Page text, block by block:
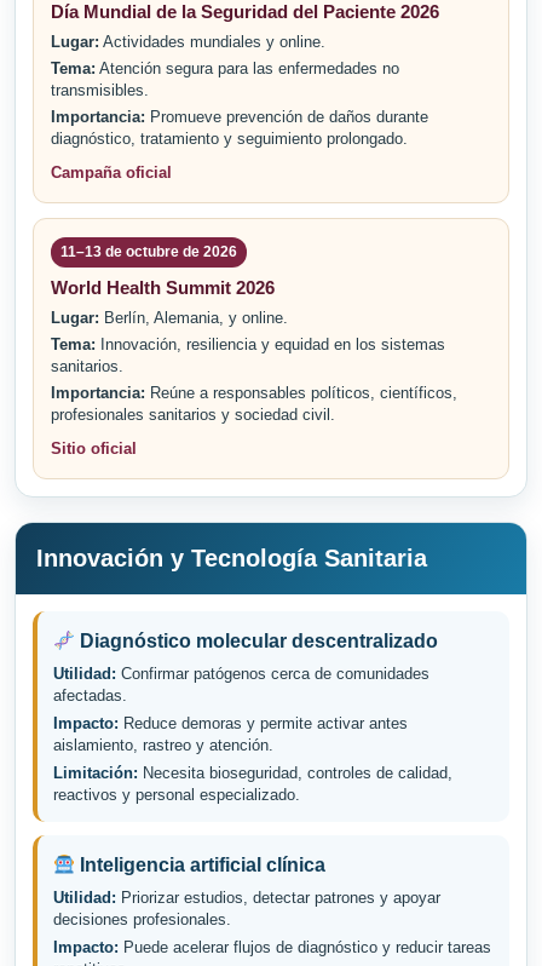
Día Mundial de la Seguridad del Paciente 2026
Lugar: Actividades mundiales y online.
Tema: Atención segura para las enfermedades no
transmisibles.
Importancia: Promueve prevención de daños durante
diagnóstico, tratamiento y seguimiento prolongado.
Campaña oficial
11–13 de octubre de 2026
World Health Summit 2026
Lugar: Berlín, Alemania, y online.
Tema: Innovación, resiliencia y equidad en los sistemas
sanitarios.
Importancia: Reúne a responsables políticos, científicos,
profesionales sanitarios y sociedad civil.
Sitio oficial
Innovación y Tecnología Sanitaria
Diagnóstico molecular descentralizado
Utilidad: Confirmar patógenos cerca de comunidades
afectadas.
Impacto: Reduce demoras y permite activar antes
aislamiento, rastreo y atención.
Limitación: Necesita bioseguridad, controles de calidad,
reactivos y personal especializado.
Inteligencia artificial clínica
Utilidad: Priorizar estudios, detectar patrones y apoyar
decisiones profesionales.
Impacto: Puede acelerar flujos de diagnóstico y reducir tareas